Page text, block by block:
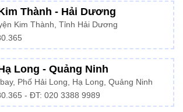
Thành - Hải Dương
Kim Thành, Tỉnh Hải Dương
Long - Quảng Ninh
Phố Hải Long, Hạ Long, Quảng Ninh
- ĐT: 020 3388 9989